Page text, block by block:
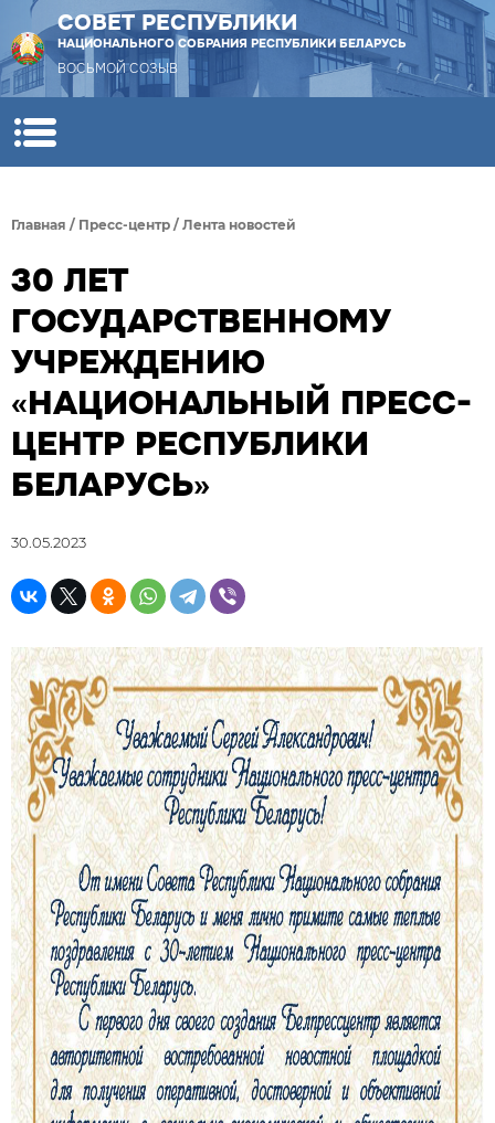
СОВЕТ РЕСПУБЛИКИ
НАЦИОНАЛЬНОГО СОБРАНИЯ РЕСПУБЛИКИ БЕЛАРУСЬ
ВОСЬМОЙ СОЗЫВ
Главная / Пресс-центр / Лента новостей
30 ЛЕТ
ГОСУДАРСТВЕННОМУ
УЧРЕЖДЕНИЮ
«НАЦИОНАЛЬНЫЙ ПРЕСС-
ЦЕНТР РЕСПУБЛИКИ
БЕЛАРУСЬ»
30.05.2023